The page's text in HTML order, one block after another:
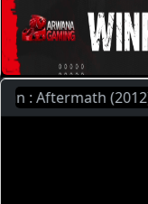
: Aftermath (2012)